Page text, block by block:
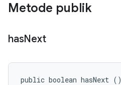
Metode publik
hasNext
public boolean hasNext ()